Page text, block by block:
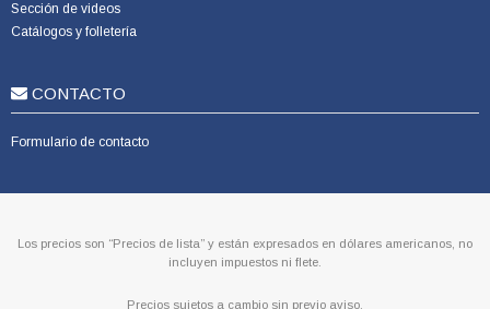
Sección de videos
Catálogos y folletería
CONTACTO
Formulario de contacto
Los precios son “Precios de lista” y están expresados en dólares americanos, no
incluyen impuestos ni flete.
Precios sujetos a cambio sin previo aviso.